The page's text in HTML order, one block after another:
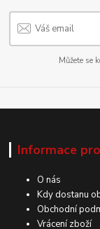
Můžete se
Informace
O nás
Kdy dostanu
Obchodní
Vrácení zboží